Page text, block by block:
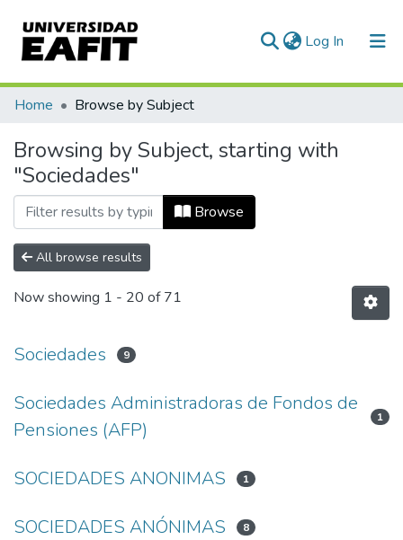
Log In (current)
Communities & Collections
All of DSpace
Home Browse by Subject
Browsing by Subject, starting with
"Sociedades"
Browse
All browse results
Now showing 1 - 20 of 71
Sociedades 9
Sociedades Administradoras de Fondos de
Pensiones (AFP)
1
SOCIEDADES ANONIMAS 1
SOCIEDADES ANÓNIMAS 8